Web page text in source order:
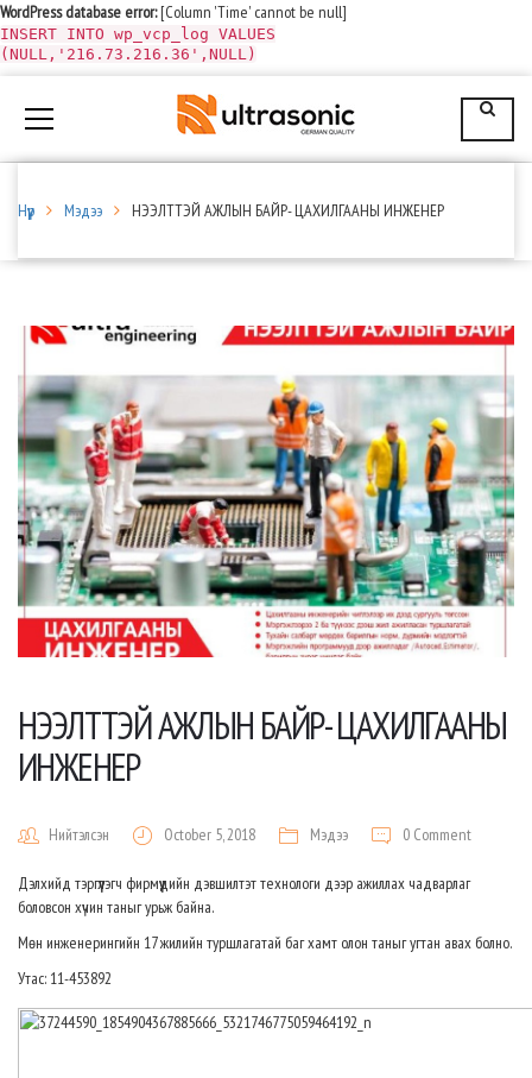
WordPress database error:[Column 'Time' cannot be null]
INSERT INTO wp_vcp_log VALUES
(NULL,'216.73.216.36',NULL)
Нүүр Мэдээ НЭЭЛТТЭЙ АЖЛЫН БАЙР- ЦАХИЛГААНЫ ИНЖЕНЕР
НЭЭЛТТЭЙ АЖЛЫН БАЙР- ЦАХИЛГААНЫ
ИНЖЕНЕР
Нийтэлсэн October 5, 2018 Мэдээ 0 Comment
Дэлхийд тэргүүлэгч фирмүүдийн дэвшилтэт технологи дээр ажиллах чадварлаг
боловсон хүчин таныг урьж байна.
Мөн инженерингийн 17 жилийн туршлагатай баг хамт олон таныг угтан авах болно.
Утас: 11-453892